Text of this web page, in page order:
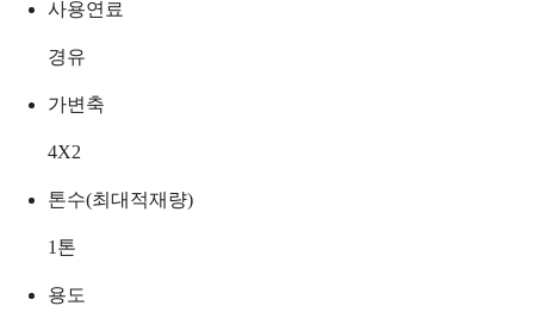
사용연료
경유
가변축
4X2
톤수(최대적재량)
1 톤
용도